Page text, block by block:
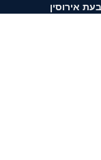
אירוסין